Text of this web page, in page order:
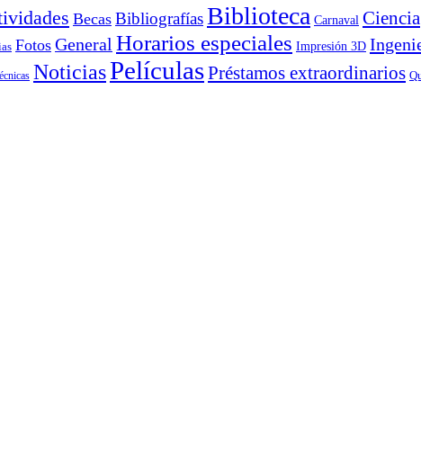
Becas BibliografíasBiblioteca Carnaval Ciencia
Fotos General Horarios especiales Impresión 3D
NoticiasPelículasPréstamos extraordinarios